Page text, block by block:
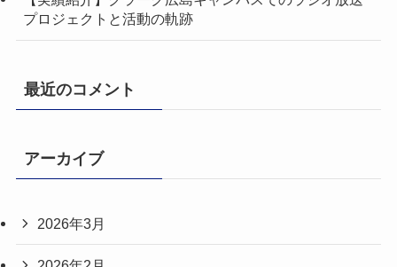
プロジェクトと活動の軌跡
最近のコメント
アーカイブ
2026年3月